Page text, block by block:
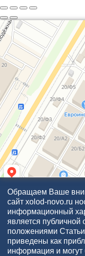
Обращаем Ваше
сайт xolod-novo.ru
информационный
является
положениями
приведены как
информация и